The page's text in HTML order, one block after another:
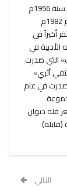
حميد العقابي شاعروروائي عراقي ولد سنة 1956م
في مدينة الكوفة. غادر العراق في عام 1982م
أخيراً في
أعماله الأدبية في
التي صدرت
أثري»
صدرت في عام
فله ديوان
التالي